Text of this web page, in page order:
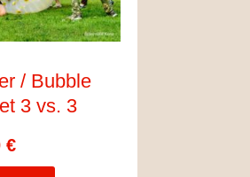
/ Bubble
3 vs. 3
€